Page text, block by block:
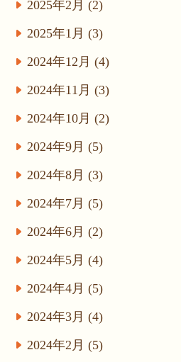
2025年2月 (2)
2025年1月 (3)
2024年12月 (4)
2024年11月 (3)
2024年10月 (2)
2024年9月 (5)
2024年8月 (3)
2024年7月 (5)
2024年6月 (2)
2024年5月 (4)
2024年4月 (5)
2024年3月 (4)
2024年2月 (5)